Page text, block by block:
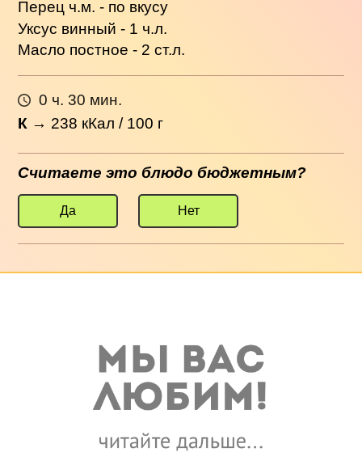
Перец ч.м. - по вкусу
Уксус винный - 1 ч.л.
Масло постное - 2 ст.л.
0 ч. 30 мин.
К → 238 кКал / 100 г
Считаете это блюдо бюджетным?
Да Нет